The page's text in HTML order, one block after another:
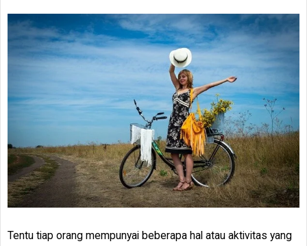
Tentu tiap orang mempunyai beberapa hal atau aktivitas yang